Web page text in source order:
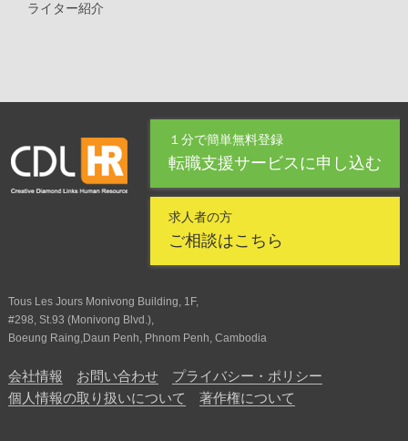
ライター紹介
１分で簡単無料登録
転職支援サービスに申し込む
求人者の方
ご相談はこちら
Tous Les Jours Monivong Building, 1F,
#298, St.93 (Monivong Blvd.),
Boeung Raing,Daun Penh, Phnom Penh, Cambodia
会社情報 お問い合わせ
プライバシー・ポリシー
個人情報の取り扱いについて
著作権について